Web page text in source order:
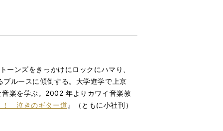
ンズをきっかけにロックにハマり、
ルースに傾倒する。大学進学で上京
楽を学ぶ。2002 年よりカワイ音楽教
！ 泣きのギター道 』（ともに小社刊）